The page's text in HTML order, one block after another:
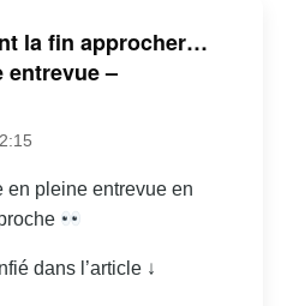
la fin approcher…
entrevue –
pleine entrevue en
dans l’article ↓